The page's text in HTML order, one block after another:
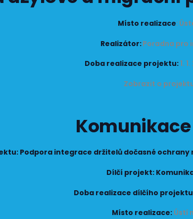
Místo realizace:
Realizátor:Poradna pro
Doba realizace projektu:1.
Zobrazit o
Podpora integrace držitelů dočasné
Dílčí projekt:
Doba realizace dílčího projektu
Místo realizace:Ústí